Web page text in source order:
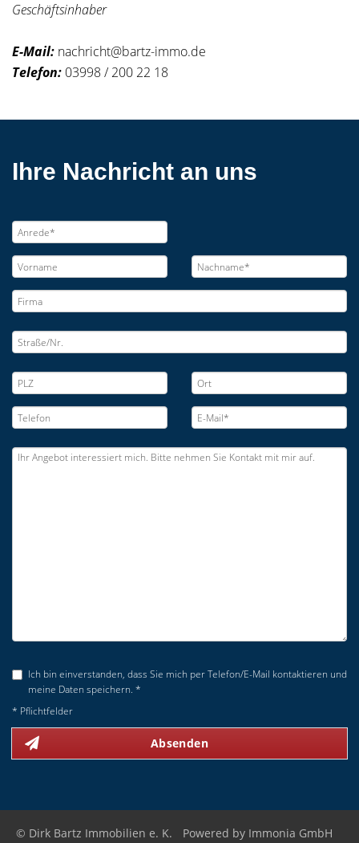
Geschäftsinhaber
E-Mail: nachricht@bartz-immo.de
Telefon: 03998 / 200 22 18
Ihre Nachricht an uns
Ich bin einverstanden, dass Sie mich per Telefon/E-Mail kontaktieren und
meine Daten speichern. *
* Pflichtfelder
Absenden
© Dirk Bartz Immobilien e. K. Powered by Immonia GmbH